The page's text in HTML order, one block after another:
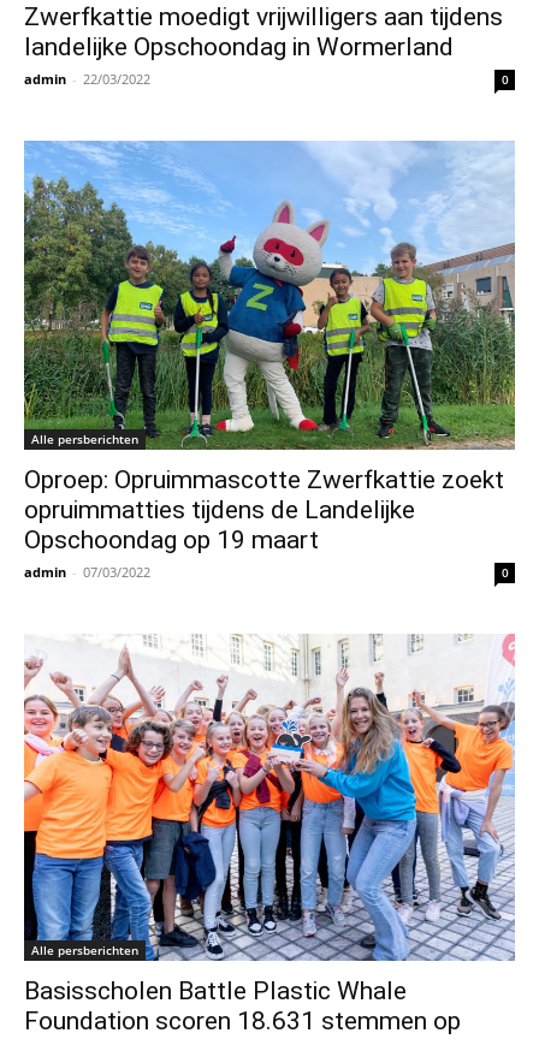
Zwerfkattie moedigt vrijwilligers aan tijdens
landelijke Opschoondag in Wormerland
admin - 22/03/2022 0
Alle persberichten
Oproep: Opruimmascotte Zwerfkattie zoekt
opruimmatties tijdens de Landelijke
Opschoondag op 19 maart
admin - 07/03/2022 0
Alle persberichten
Basisscholen Battle Plastic Whale
Foundation scoren 18.631 stemmen op